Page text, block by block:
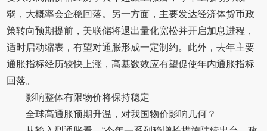
弱，大概率会企稳回落。另一方面，主要发达经济体货币政
策转向预期提前，美联储将退出量化宽松并开启加息进程，
适时启动缩表，有望对通胀形成一定制约。此外，去年主要
通胀指标经历较快上涨，高基数效应有望促使年内通胀指标
回落。
影响整体有限物价将保持稳定
全球高通胀预期升温，对我国物价影响几何？